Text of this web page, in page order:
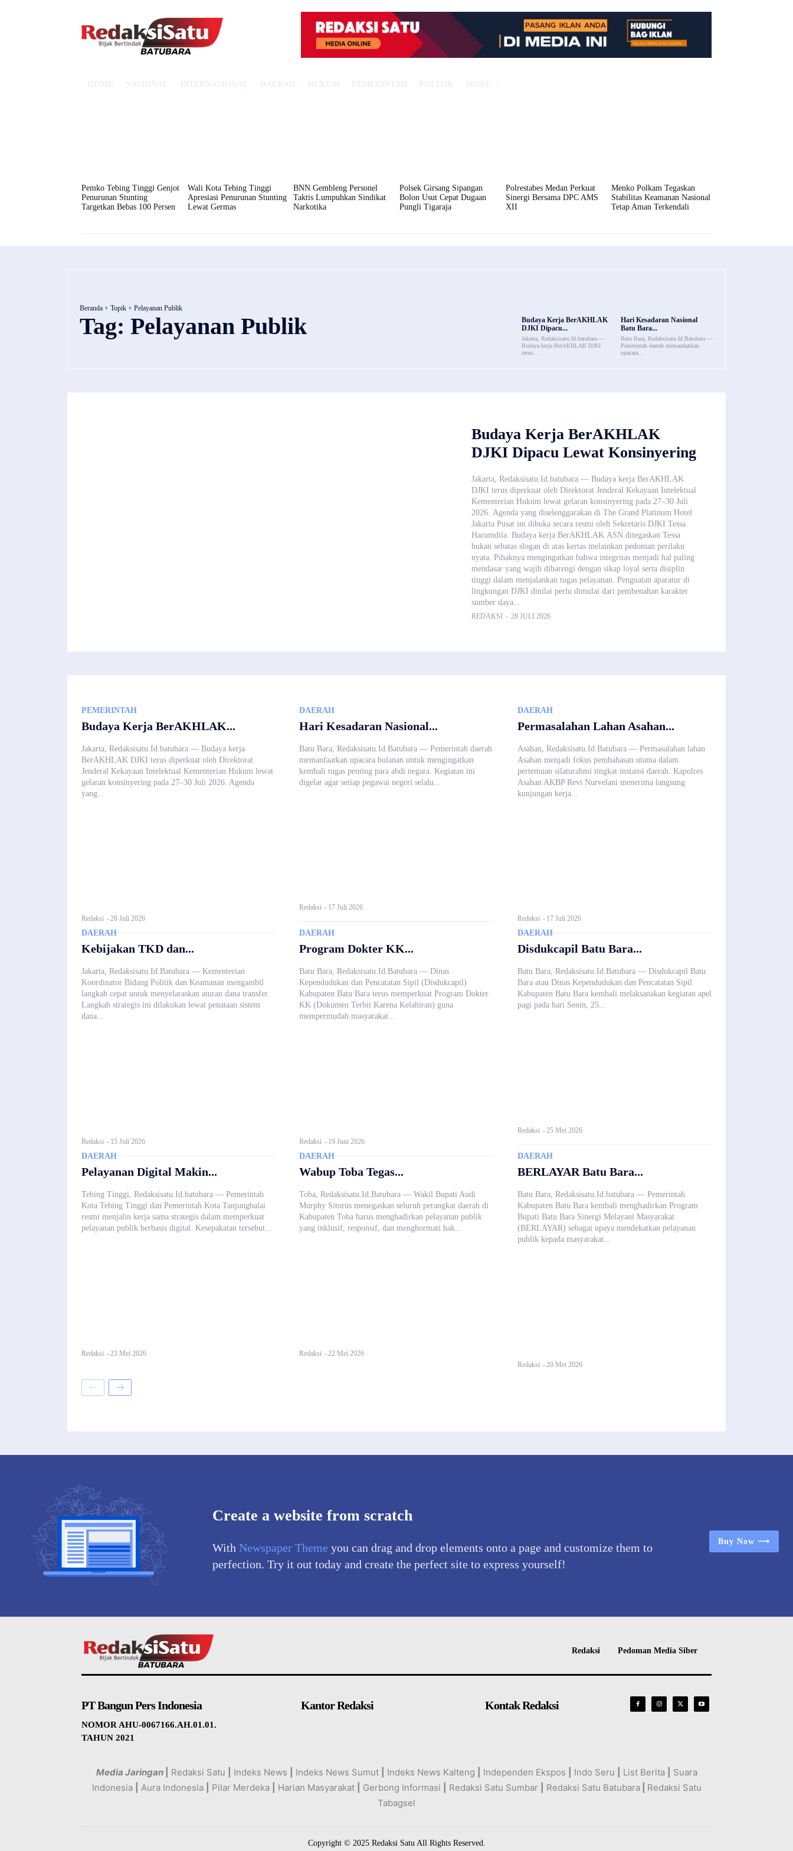
Pemko Tebing Tinggi Genjot
Penurunan Stunting
Targetkan Bebas 100 Persen
Wali Kota Tebing Tinggi
Apresiasi Penurunan Stunting
Lewat Germas
BNN Gembleng Personel
Taktis Lumpuhkan Sindikat
Narkotika
Polsek Girsang Sipangan
Bolon Usut Cepat Dugaan
Pungli Tigaraja
Polrestabes Medan Perkuat
Sinergi Bersama DPC AMS
XII
Menko Polkam Tegaskan
Stabilitas Keamanan Nasional
Tetap Aman Terkendali
Beranda Topik Pelayanan Publik
Tag: Pelayanan Publik
Budaya Kerja BerAKHLAK
DJKI Dipacu...
Jakarta, Redaksisatu.Id.batubara —
Budaya kerja BerAKHLAK DJKI
terus...
Hari Kesadaran Nasional
Batu Bara...
Batu Bara, Redaksisatu.Id.Batubara —
Pemerintah daerah memanfaatkan
upacara...
Budaya Kerja BerAKHLAK
DJKI Dipacu Lewat Konsinyering
Jakarta, Redaksisatu.Id.batubara — Budaya kerja BerAKHLAK
DJKI terus diperkuat oleh Direktorat Jenderal Kekayaan Intelektual
Kementerian Hukum lewat gelaran konsinyering pada 27–30 Juli
2026. Agenda yang diselenggarakan di The Grand Platinum Hotel
Jakarta Pusat ini dibuka secara resmi oleh Sekretaris DJKI Tessa
Harumdila. Budaya kerja BerAKHLAK ASN ditegaskan Tessa
bukan sebatas slogan di atas kertas melainkan pedoman perilaku
nyata. Pihaknya mengingatkan bahwa integritas menjadi hal paling
mendasar yang wajib dibarengi dengan sikap loyal serta disiplin
tinggi dalam menjalankan tugas pelayanan. Penguatan aparatur di
lingkungan DJKI dinilai perlu dimulai dari pembenahan karakter
sumber daya...
REDAKSI - 28 JULI 2026
PEMERINTAH
Budaya Kerja BerAKHLAK...
Jakarta, Redaksisatu.Id.batubara — Budaya kerja
BerAKHLAK DJKI terus diperkuat oleh Direktorat
Jenderal Kekayaan Intelektual Kementerian Hukum lewat
gelaran konsinyering pada 27–30 Juli 2026. Agenda
yang...
Redaksi -28 Juli 2026
DAERAH
Hari Kesadaran Nasional...
Batu Bara, Redaksisatu.Id.Batubara — Pemerintah daerah
memanfaatkan upacara bulanan untuk mengingatkan
kembali tugas penting para abdi negara. Kegiatan ini
digelar agar setiap pegawai negeri selalu...
Redaksi - 17 Juli 2026
DAERAH
Permasalahan Lahan Asahan...
Asahan, Redaksisatu.Id.Batubara — Permasalahan lahan
Asahan menjadi fokus pembahasan utama dalam
pertemuan silaturahmi tingkat instansi daerah. Kapolres
Asahan AKBP Revi Nurvelani menerima langsung
kunjungan kerja...
Redaksi - 17 Juli 2026
DAERAH
Kebijakan TKD dan...
Jakarta, Redaksisatu.Id.Batubara — Kementerian
Koordinator Bidang Politik dan Keamanan mengambil
langkah cepat untuk menyelaraskan aturan dana transfer.
Langkah strategis ini dilakukan lewat penataan sistem
dana...
Redaksi - 15 Juli 2026
DAERAH
Program Dokter KK...
Batu Bara, Redaksisatu.Id.Batubara — Dinas
Kependudukan dan Pencatatan Sipil (Disdukcapil)
Kabupaten Batu Bara terus memperkuat Program Dokter
KK (Dokumen Terbit Karena Kelahiran) guna
mempermudah masyarakat...
Redaksi - 19 Juni 2026
DAERAH
Disdukcapil Batu Bara...
Batu Bara, Redaksisatu.Id.Batubara — Disdukcapil Batu
Bara atau Dinas Kependudukan dan Pencatatan Sipil
Kabupaten Batu Bara kembali melaksanakan kegiatan apel
pagi pada hari Senin, 25...
Redaksi -25 Mei 2026
DAERAH
Pelayanan Digital Makin...
Tebing Tinggi, Redaksisatu.Id.batubara — Pemerintah
Kota Tebing Tinggi dan Pemerintah Kota Tanjungbalai
resmi menjalin kerja sama strategis dalam memperkuat
pelayanan publik berbasis digital. Kesepakatan tersebut...
Redaksi - 23 Mei 2026
DAERAH
Wabup Toba Tegas...
Toba, Redaksisatu.Id.Batubara — Wakil Bupati Audi
Murphy Sitorus menegaskan seluruh perangkat daerah di
Kabupaten Toba harus menghadirkan pelayanan publik
yang inklusif, responsif, dan menghormati hak...
Redaksi - 22 Mei 2026
DAERAH
BERLAYAR Batu Bara...
Batu Bara, Redaksisatu.Id.batubara — Pemerintah
Kabupaten Batu Bara kembali menghadirkan Program
Bupati Batu Bara Sinergi Melayani Masyarakat
(BERLAYAR) sebagai upaya mendekatkan pelayanan
publik kepada masyarakat...
Redaksi - 20 Mei 2026
Create a website from scratch
With Newspaper Theme you can drag and drop elements onto a page and customize them to
perfection. Try it out today and create the perfect site to express yourself!
Buy Now ⟶
Redaksi Pedoman Media Siber
PT Bangun Pers Indonesia
NOMOR AHU-0067166.AH.01.01.
TAHUN 2021
Kantor Redaksi Kontak Redaksi
Media Jaringan Redaksi Satu Indeks News Indeks News Sumut Indeks News Kalteng Independen Ekspos Indo Seru List Berita
Suara
Indonesia
Aura Indonesia Pilar Merdeka Harian Masyarakat Gerbong Informasi Redaksi Satu Sumbar Redaksi Satu Batubara| Redaksi Satu
Tabagsel
Copyright © 2025 Redaksi Satu All Rights Reserved.